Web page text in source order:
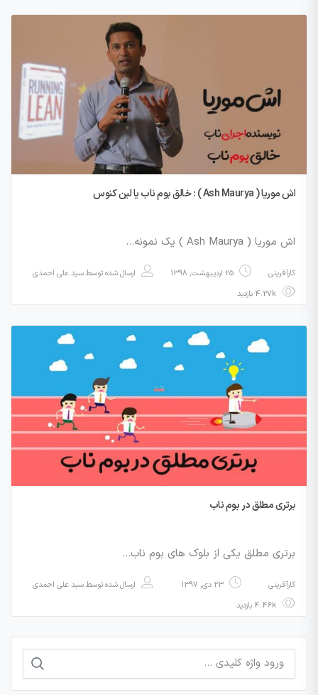
اش موریا ( Ash Maurya ) : خالق بوم ناب یا لین کنوس
اش موریا ( Ash Maurya ) یک نمونه…
کارآفرینی 25 اردیبهشت, 1398 ارسال شده توسطسید علی احمدی
برتری مطلق در بوم ناب
برتری مطلق یکی از بلوک های بوم ناب…
کارآفرینی 23 دی, 1397 ارسال شده توسطسید علی احمدی
جستجو
برای: